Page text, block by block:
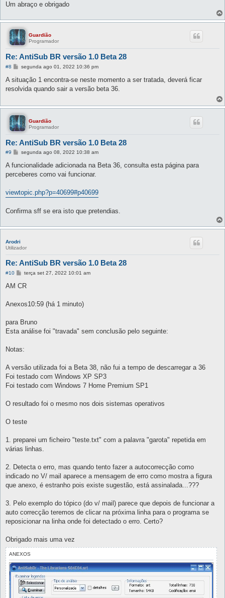
Um abraço e obrigado
Guardião
Programador
Re: AntiSub BR versão 1.0 Beta 28
#8
M
n
a
m
segunda ago 01, 2022 10:36 pm
A situação 1 encontra-se neste momento a ser tratada, deverá ficar
resolvida quando sair a versão beta 36.
Guardião
Programador
Re: AntiSub BR versão 1.0 Beta 28
#9
M
n
a
m
segunda ago 08, 2022 10:38 am
A funcionalidade adicionada na Beta 36, consulta esta página para
perceberes como vai funcionar.
viewtopic.php?p=40699#p40699
Confirma sff se era isto que pretendias.
Arodri
Utilizador
Re: AntiSub BR versão 1.0 Beta 28
#10
M
n
g
terça set 27, 2022 10:01 am
AM CR
Anexos10:59 (há 1 minuto)
para Bruno
Esta análise foi "travada" sem conclusão pelo seguinte:
Notas:
A versão utilizada foi a Beta 38, não fui a tempo de descarregar a 36
Foi testado com Windows XP SP3
Foi testado com Windows 7 Home Premium SP1
O resultado foi o mesmo nos dois sistemas operativos
O teste
1. preparei um ficheiro "teste.txt" com a palavra "garota" repetida em
várias linhas.
2. Detecta o erro, mas quando tento fazer a autocorrecção como
indicado no V/ mail aparece a mensagem de erro como mostra a figura
que anexo, é estranho pois existe sugestão, está assinalada...???
3. Pelo exemplo do tópico (do v/ mail) parece que depois de funcionar a
auto correcção teremos de clicar na próxima linha para o programa se
reposicionar na linha onde foi detectado o erro. Certo?
Obrigado mais uma vez
ANEXOS